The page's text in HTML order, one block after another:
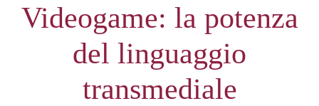
Videogame: la potenza
del linguaggio
transmediale